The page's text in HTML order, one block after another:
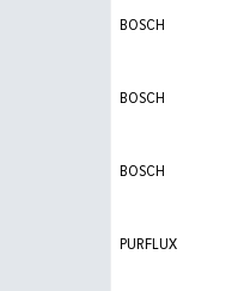
BOSCH
BOSCH
BOSCH
PURFLUX